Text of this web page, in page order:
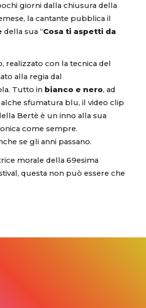
giorni dalla chiusura della
la cantante pubblica il
della sua “Cosa ti aspetti da
realizzato con la tecnica del
alla regia dal
Tutto in bianco e nero, ad
sfumatura blu, il video clip
Bertè è un inno alla sua
come sempre.
se gli anni passano.
morale della 69esima
questa non può essere che